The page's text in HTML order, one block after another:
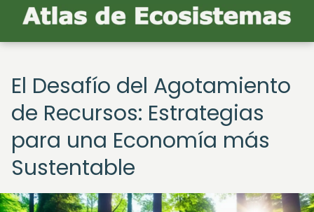
El Desafío del Agotamiento
de Recursos: Estrategias
para una Economía más
Sustentable